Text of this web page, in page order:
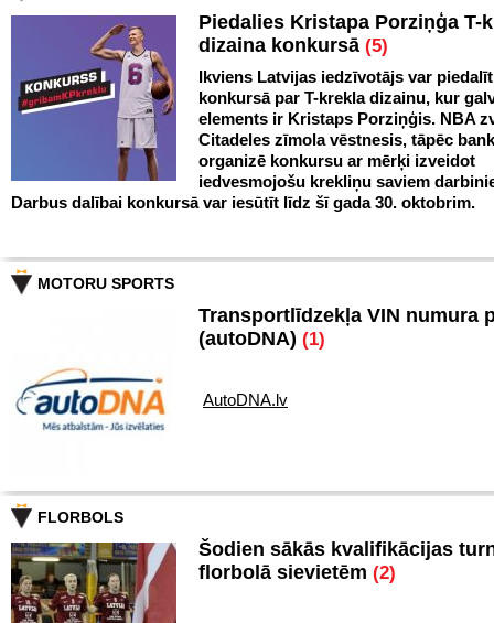
Piedalies Kristapa Porziņģa T-
dizaina konkursā (5)
Ikviens Latvijas iedzīvotājs var
konkursā par T-krekla dizainu, kur
elements ir Kristaps Porziņģis. NBA
Citadeles zīmola vēstnesis, tāpēc
organizē konkursu ar mērķi izveidot
iedvesmojošu krekliņu saviem
Darbus dalībai konkursā var iesūtīt līdz šī gada 30. oktobrim.
MOTORU SPORTS
Transportlīdzekļa VIN numura
(autoDNA) (1)
AutoDNA.lv
FLORBOLS
Šodien sākās kvalifikācijas
florbolā sievietēm (2)